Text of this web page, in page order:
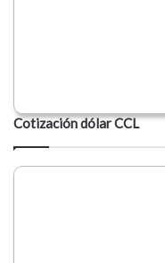
Cotización dólar CCL